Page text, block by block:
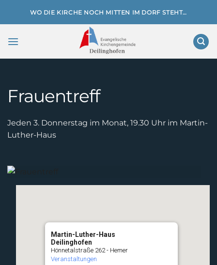
WO DIE KIRCHE NOCH MITTEN IM DORF STEHT…
Frauentreff
Jeden 3. Donnerstag im Monat, 19.30 Uhr im Martin-
Luther-Haus
Martin-Luther-Haus
Deilinghofen
Hönnetalstraße 262 - Hemer
Veranstaltungen